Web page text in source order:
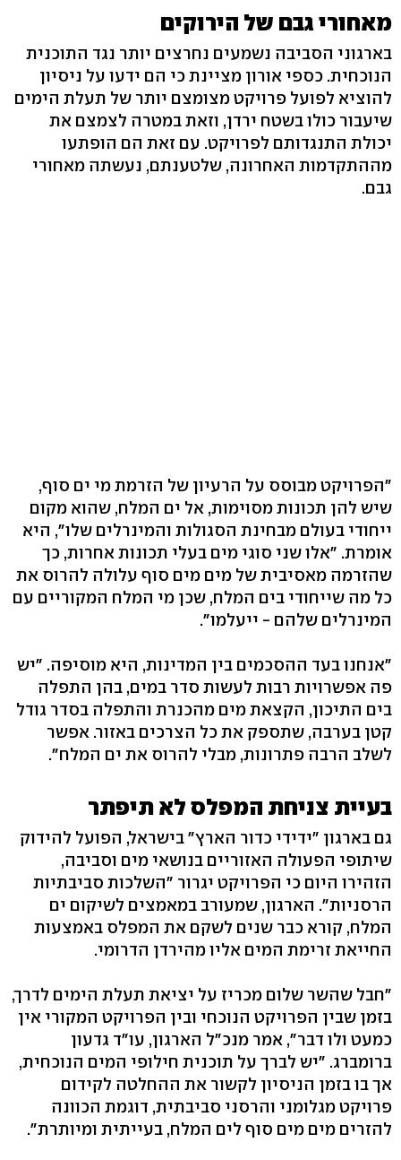
מאחורי גבם של הירוקים
בארגוני הסביבה נשמעים נחרצים יותר נגד התוכנית
הנוכחית. כספי אורון מציינת כי הם ידעו על ניסיון
להוציא לפועל פרויקט מצומצם יותר של תעלת הימים
שיעבור כולו בשטח ירדן, וזאת במטרה לצמצם את
יכולת התנגדותם לפרויקט. עם זאת הם הופתעו
מההתקדמות האחרונה, שלטענתם, נעשתה מאחורי
גבם.
"הפרויקט מבוסס על הרעיון של הזרמת מי ים סוף,
שיש להן תכונות מסוימות, אל ים המלח, שהוא מקום
ייחודי בעולם מבחינת הסגולות והמינרלים שלו", היא
אומרת. "אלו שני סוגי מים בעלי תכונות אחרות, כך
שהזרמה מאסיבית של מים מים סוף עלולה להרוס את
כל מה שייחודי בים המלח, שכן מי המלח המקוריים עם
המינרלים שלהם - ייעלמו".
"אנחנו בעד ההסכמים בין המדינות, היא מוסיפה. "יש
פה אפשרויות רבות לעשות סדר במים, בהן התפלה
בים התיכון, הקצאת מים מהכנרת והתפלה בסדר גודל
קטן בערבה, שתספק את כל הצרכים באזור. אפשר
לשלב הרבה פתרונות, מבלי להרוס את ים המלח".
בעיית צניחת המפלס לא תיפתר
גם בארגון "ידידי כדור הארץ" בישראל, הפועל להידוק
שיתופי הפעולה האזוריים בנושאי מים וסביבה,
הזהירו היום כי הפרויקט יגרור "השלכות סביבתיות
הרסניות". הארגון, שמעורב במאמצים לשיקום ים
המלח, קורא כבר שנים לשקם את המפלס באמצעות
החייאת זרימת המים אליו מהירדן הדרומי.
"חבל שהשר שלום מכריז על יציאת תעלת הימים לדרך,
בזמן שבין הפרויקט הנוכחי ובין הפרויקט המקורי אין
כמעט ולו דבר", אמר מנכ"ל הארגון, עו"ד גדעון
ברומברג. "יש לברך על תוכנית חילופי המים הנוכחית,
אך בו בזמן הניסיון לקשור את ההחלטה לקידום
פרויקט מגלומני והרסני סביבתית, דוגמת הכוונה
להזרים מים מים סוף לים המלח, בעייתית ומיותרת".